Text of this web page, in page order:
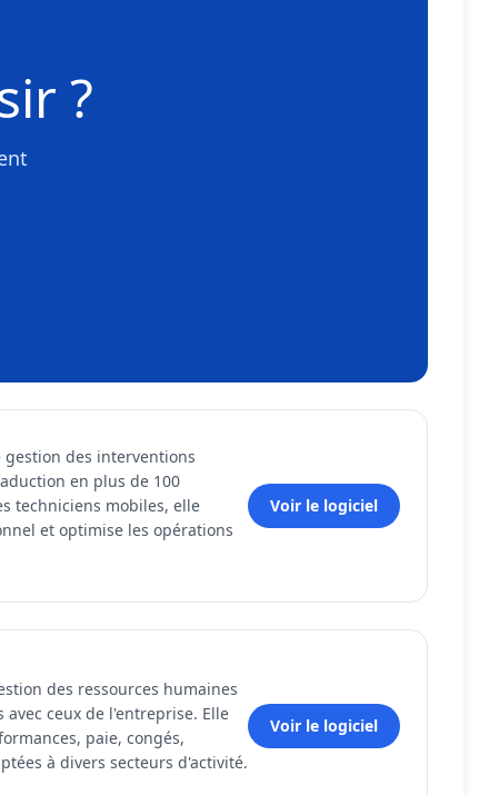
?
des interventions
en plus de 100
techniciens mobiles, elle
et optimise les opérations
Voir le logiciel
des ressources humaines
ceux de l'entreprise. Elle
paie, congés,
à divers secteurs d'activité.
Voir le logiciel